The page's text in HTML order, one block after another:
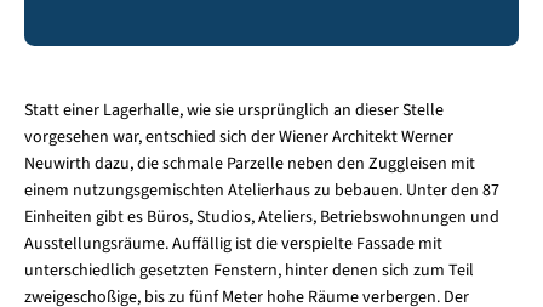
Statt einer Lagerhalle, wie sie ursprünglich an dieser Stelle
vorgesehen war, entschied sich der Wiener Architekt Werner
Neuwirth dazu, die schmale Parzelle neben den Zuggleisen mit
einem nutzungsgemischten Atelierhaus zu bebauen. Unter den 87
Einheiten gibt es Büros, Studios, Ateliers, Betriebswohnungen und
Ausstellungsräume. Auffällig ist die verspielte Fassade mit
unterschiedlich gesetzten Fenstern, hinter denen sich zum Teil
zweigeschoßige, bis zu fünf Meter hohe Räume verbergen. Der